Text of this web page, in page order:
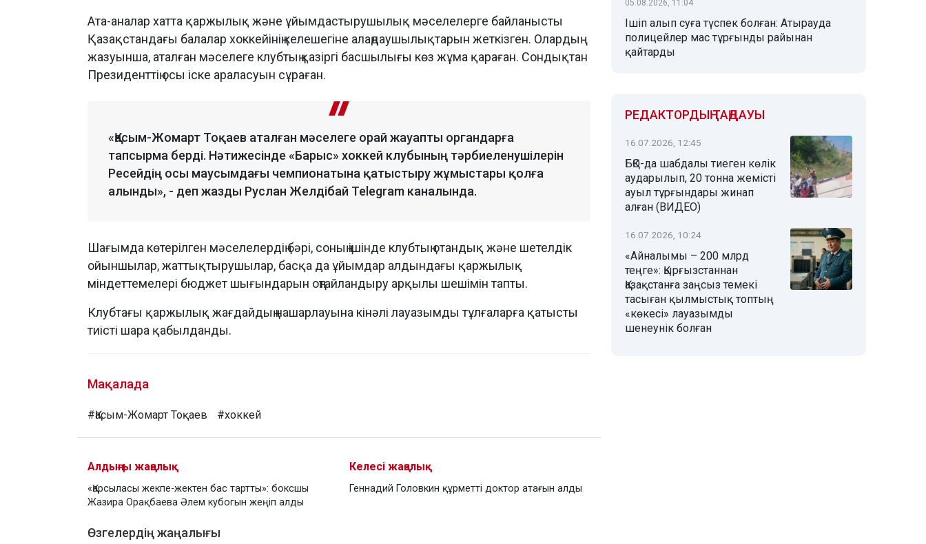
Ата-аналар хатта қаржылық және ұйымдастырушылық мәселелерге байланысты
Қазақстандағы балалар хоккейінің келешегіне алаңдаушылықтарын жеткізген. Олардың
жазуынша, аталған мәселеге клубтың қазіргі басшылығы көз жұма қараған. Сондықтан
Президенттің осы іске араласуын сұраған.
«Қасым-Жомарт Тоқаев аталған мәселеге орай жауапты органдарға
тапсырма берді. Нәтижесінде «Барыс» хоккей клубының тәрбиеленушілерін
Ресейдің осы маусымдағы чемпионатына қатыстыру жұмыстары қолға
алынды», - деп жазды Руслан Желдібай Telegram каналында.
Шағымда көтерілген мәселелердің бәрі, соның ішінде клубтың отандық және шетелдік
ойыншылар, жаттықтырушылар, басқа да ұйымдар алдындағы қаржылық
міндеттемелері бюджет шығындарын оңтайландыру арқылы шешімін тапты.
Клубтағы қаржылық жағдайдың нашарлауына кінәлі лауазымды тұлғаларға қатысты
тиісті шара қабылданды.
Мақалада
#Қасым-Жомарт Тоқаев #хоккей
Алдыңғы жаңалық
«Қарсыласы жекпе-жектен бас тартты»: боксшы
Жазира Орақбаева Әлем кубогын жеңіп алды
Келесі жаңалық
Геннадий Головкин құрметті доктор атағын алды
05.08.2026, 11:04
Ішіп алып суға түспек болған: Атырауда
полицейлер мас тұрғынды райынан
қайтарды
РЕДАКТОРДЫҢ ТАҢДАУЫ
16.07.2026, 12:45
БҚО-да шабдалы тиеген көлік
аударылып, 20 тонна жемісті
ауыл тұрғындары жинап
алған (ВИДЕО)
16.07.2026, 10:24
«Айналымы – 200 млрд
теңге»: Қырғызстаннан
Қазақстанға заңсыз темекі
тасыған қылмыстық топтың
«көкесі» лауазымды
шенеунік болған